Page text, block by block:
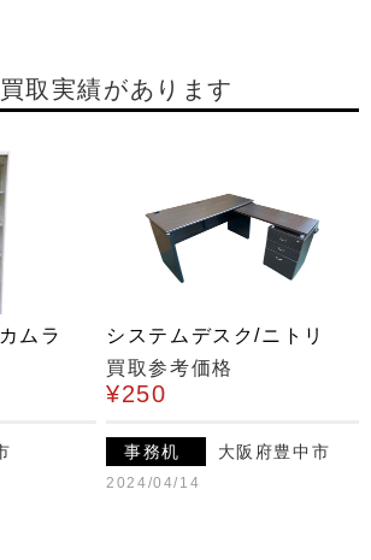
取実績があります
ムラ
システムデスク/ニトリ
買取参考価格
¥250
事務机 大阪府豊中市
2024/04/14